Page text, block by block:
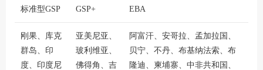
标准型GSP GSP+ EBA
刚果、库克
群岛、印
度、印度尼
亚美尼亚、
玻利维亚、
佛得角、吉
阿富汗、安哥拉、孟加拉国、
贝宁、不丹、布基纳法索、布
隆迪、柬埔寨、中非共和国、